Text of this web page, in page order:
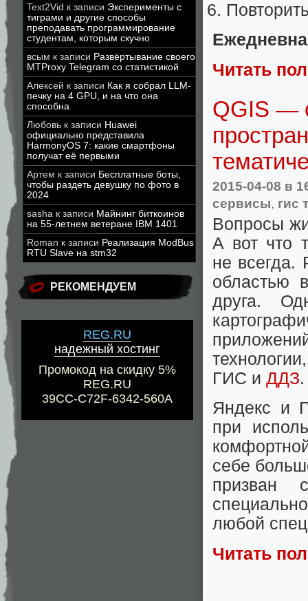
Text2Vid к записи Эксперименты с
тиграми и другие способы
преподавать программирование
студентам, которым скучно
всым к записи Развёртывание своего
MTProxy Telegram со статистикой
Алексей к записи Как я собрал LLM-
печку на 4 GPU, и на что она
способна
Любовь к записи Huawei
официально представила
HarmonyOS 7: какие смартфоны
получат её первыми
Артем к записи Бесплатные боты,
чтобы раздеть девушку по фото в
2024
sasha к записи Майнинг биткоинов
на 55-летнем ветеране IBM 1401
Roman к записи Реализация ModBus
RTU Slave на stm32
РЕКОМЕНДУЕМ
REG.RU
надежный хостинг
Промокод на скидку 5%
REG.RU
39CC-C72F-6342-560A
Читать
QGIS —
2015-04-08 в
сервисы, гис
Вопросы
А вот что
не
областью
друга.
ГИС и ДДЗ.
Яндекс и
при
себе
призван
любой
Читать